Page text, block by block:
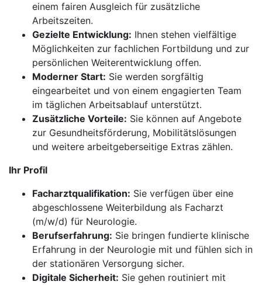
einem fairen Ausgleich für zusätzliche
Arbeitszeiten.
Gezielte Entwicklung: Ihnen stehen vielfältige
Möglichkeiten zur fachlichen Fortbildung und zur
persönlichen Weiterentwicklung offen.
Moderner Start: Sie werden sorgfältig
eingearbeitet und von einem engagierten Team
im täglichen Arbeitsablauf unterstützt.
Zusätzliche Vorteile: Sie können auf Angebote
zur Gesundheitsförderung, Mobilitätslösungen
und weitere arbeitgeberseitige Extras zählen.
Ihr Profil
Facharztqualifikation: Sie verfügen über eine
abgeschlossene Weiterbildung als Facharzt
(m/w/d) für Neurologie.
Berufserfahrung: Sie bringen fundierte klinische
Erfahrung in der Neurologie mit und fühlen sich in
der stationären Versorgung sicher.
Digitale Sicherheit: Sie gehen routiniert mit